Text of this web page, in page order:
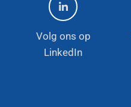
Volg ons op
LinkedIn